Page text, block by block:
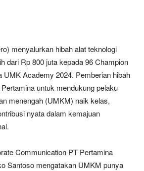
menyalurkan hibah alat teknologi
dari Rp 800 juta kepada 96 Champion
UMK Academy 2024. Pemberian hibah
untuk mendukung pelaku
menengah (UMKM) naik kelas,
nyata dalam kemajuan
Communication PT Pertamina
Santoso mengatakan UMKM punya